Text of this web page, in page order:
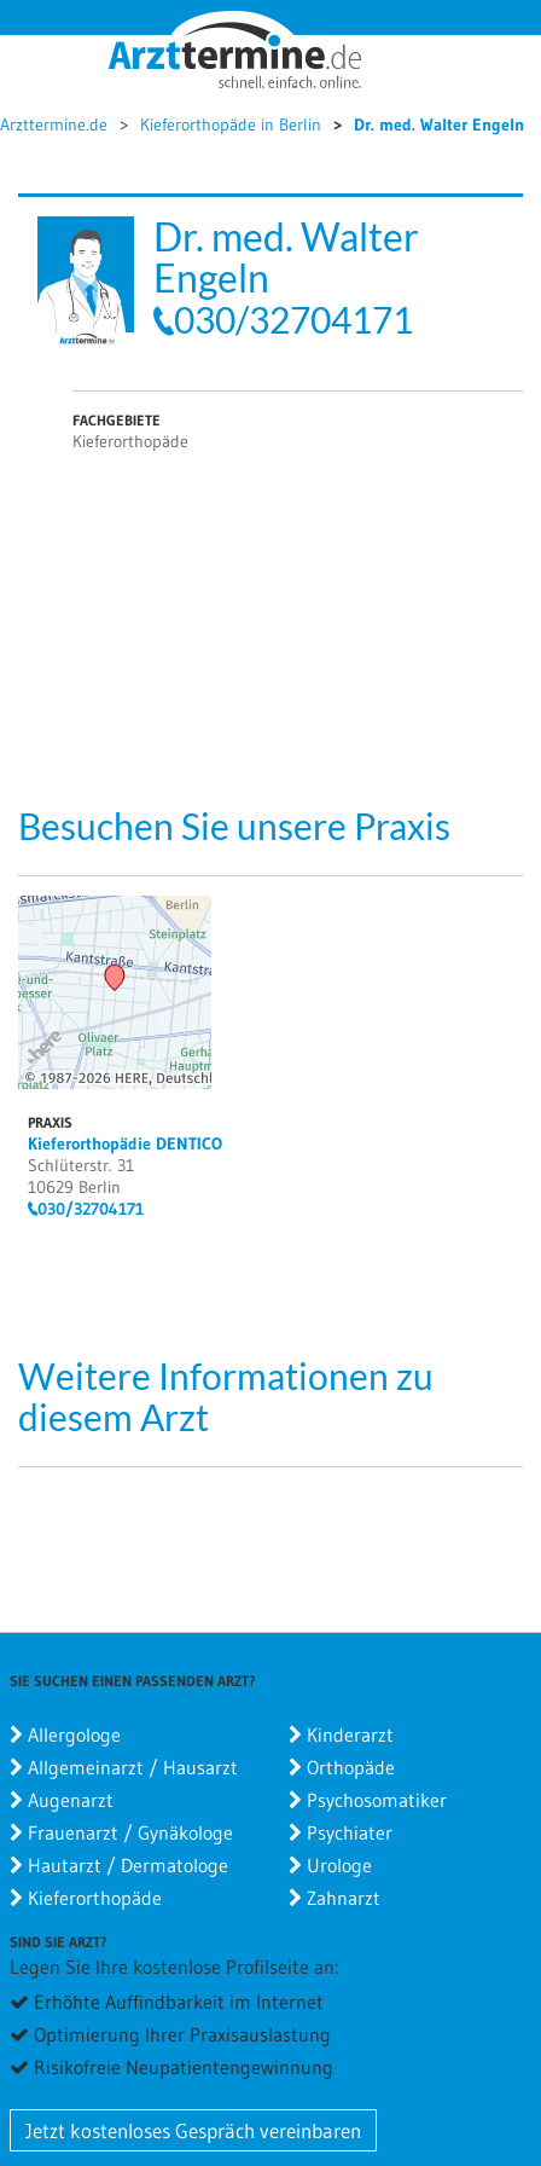




Arzttermine.de Kieferorthopäde in Berlin Dr. med. Walter Engeln
Dr. med. Walter
Engeln
030/32704171
FACHGEBIETE
Kieferorthopäde
Besuchen Sie unsere Praxis
PRAXIS
Kieferorthopädie DENTICO
Schlüterstr. 31
10629 Berlin
030/32704171
Weitere Informationen zu
diesem Arzt
SIE SUCHEN EINEN PASSENDEN ARZT?
Allergologe
Allgemeinarzt / Hausarzt
Augenarzt
Frauenarzt / Gynäkologe
Hautarzt / Dermatologe
Kieferorthopäde
Kinderarzt
Orthopäde
Psychosomatiker
Psychiater
Urologe
Zahnarzt
SIND SIE ARZT?
Legen Sie Ihre kostenlose Profilseite an:
Erhöhte Auffindbarkeit im Internet
Optimierung Ihrer Praxisauslastung
Risikofreie Neupatientengewinnung
Jetzt kostenloses Gespräch vereinbaren